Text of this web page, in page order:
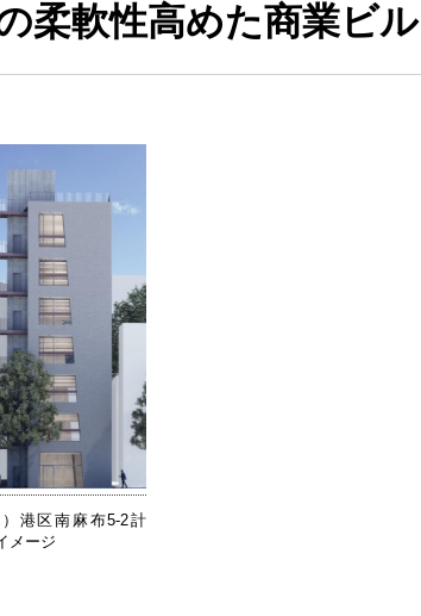
柔軟性高めた商業ビル
）港区南麻布5-2計
メージ